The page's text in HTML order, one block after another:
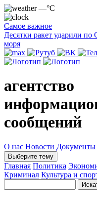
—°C
Самое важное
Десятки ракет ударили
моря
агентство
сообщений
О нас Новости Документы
Выберите тему
Главная Политика
Криминал Культура и